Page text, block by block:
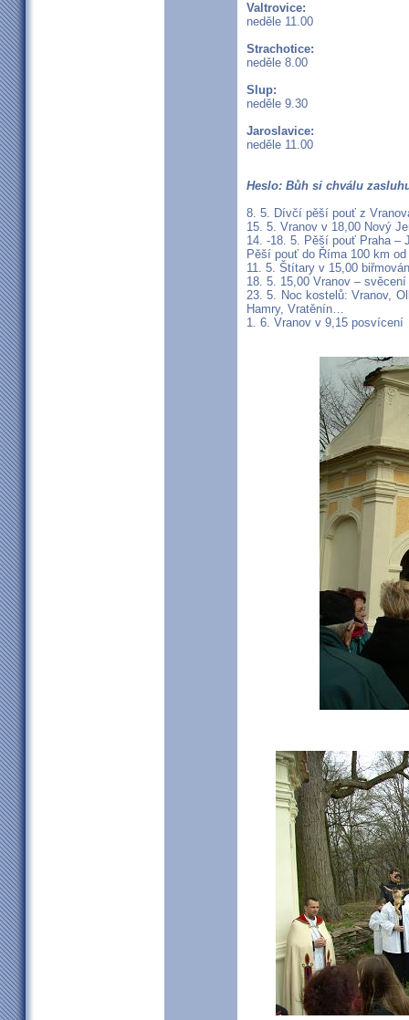
Valtrovice:
neděle 11.00
Strachotice:
neděle 8.00
Slup:
neděle 9.30
Jaroslavice:
neděle 11.00
Heslo: Bůh si chválu
8. 5. Dívčí pěší pouť z
15. 5. Vranov v 18,00 Nový
14. -18. 5. Pěší pouť Praha –
Pěší pouť do Říma 100 km
11. 5. Štítary v 15,00
18. 5. 15,00 Vranov –
23. 5. Noc kostelů: Vranov,
Hamry, Vratěnín…
1. 6. Vranov v 9,15 posvícení